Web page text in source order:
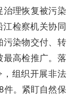
理恢复被污染
检察机关协同
污染物交付、转
高检推广。落
，组织开展非法
件。紧盯自然保